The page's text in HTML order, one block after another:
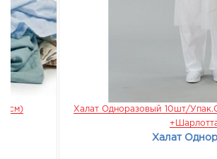
Халат Одноразовый 10шт/упак.Спанбонд
+Шарлотта Упак
Халат Одноразовый...